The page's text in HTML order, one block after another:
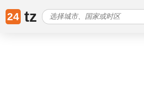
24 tz